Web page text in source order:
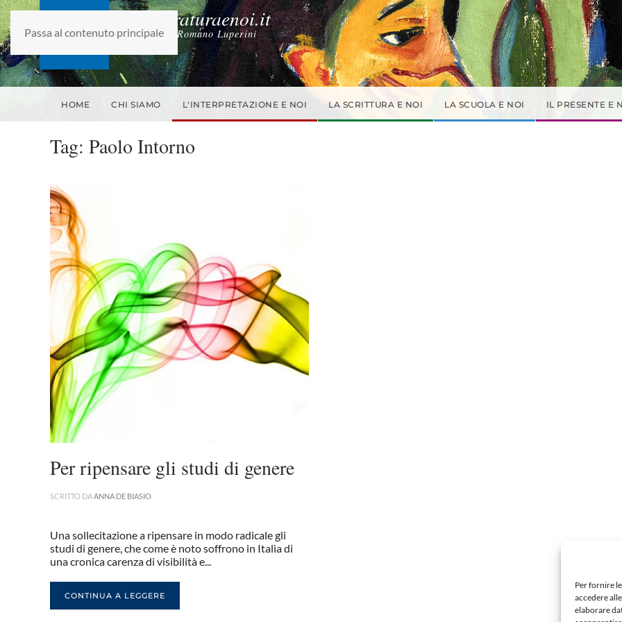
Per fornire
accedere
elaborare
Passa al contenuto principale
laletteraturaenoi.it
fondato da Romano Luperini
HOME CHI SIAMO L'INTERPRETAZIONE E NOI LA SCRITTURA E NOI LA SCUOLA E NOI IL PRESENTE E
Tag: Paolo Intorno
Per ripensare gli studi di genere
SCRITTO DAANNA DE BIASIO
Una sollecitazione a ripensare in modo radicale gli
studi di genere, che come è noto soffrono in Italia di
una cronica carenza di visibilità e...
CONTINUA A LEGGERE